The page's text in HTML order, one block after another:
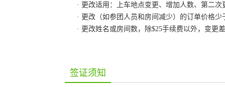
· 更改适用：上车地点变更、增加人数、第二
· 更改（如参团人员和房间减少）的订单价格少
· 更改姓名或房间数，除$25手续费以外，变更
签证须知